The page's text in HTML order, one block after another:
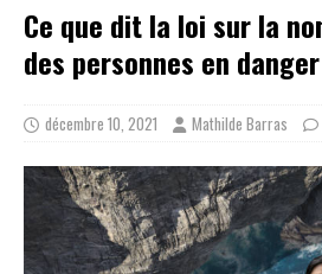
Ce que dit la loi sur la
des personnes en danger
décembre 10, 2021 Mathilde Barras